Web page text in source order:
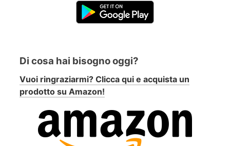
Di cosa hai bisogno oggi?
Vuoi ringraziarmi? Clicca qui e acquista un
prodotto su Amazon!